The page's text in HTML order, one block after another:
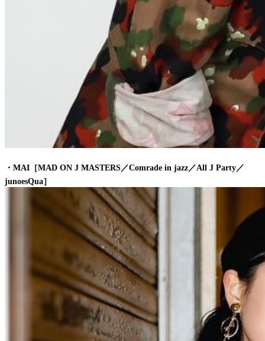
・MAI［MAD ON J MASTERS／Comrade in jazz／All J Party／
junoesQua］